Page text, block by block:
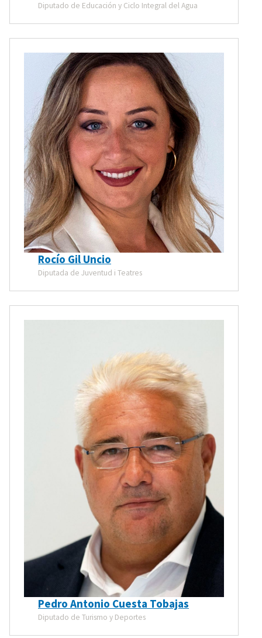
Diputado de Educación y Ciclo Integral del Agua
Rocío Gil Uncio
Diputada de Juventud i Teatres
Pedro Antonio Cuesta Tobajas
Diputado de Turismo y Deportes